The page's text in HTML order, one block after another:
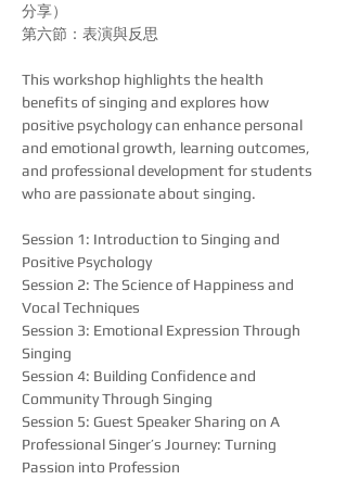
分享）
第六節：表演與反思
This workshop highlights the health
benefits of singing and explores how
positive psychology can enhance personal
and emotional growth, learning outcomes,
and professional development for students
who are passionate about singing.
Session 1: Introduction to Singing and
Positive Psychology
Session 2: The Science of Happiness and
Vocal Techniques
Session 3: Emotional Expression Through
Singing
Session 4: Building Confidence and
Community Through Singing
Session 5: Guest Speaker Sharing on A
Professional Singer’s Journey: Turning
Passion into Profession